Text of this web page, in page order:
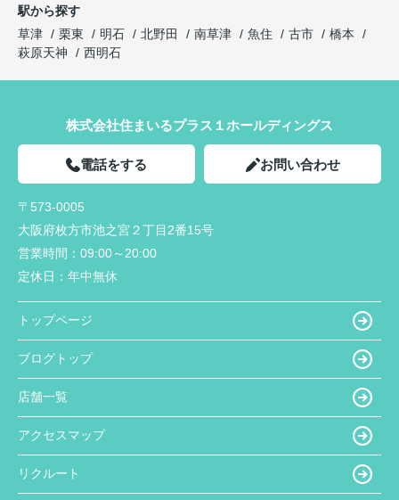
駅から探す
草津
栗東 明石 北野田 南草津 魚住 古市
橋本
萩原天神
西明石
株式会社住まいるプラス１ホールディングス
電話をする お問い合わせ
〒573-0005
大阪府枚方市池之宮２丁目2番15号
営業時間： 09:00～20:00
定休日： 年中無休
トップページ
ブログトップ
店舗一覧
アクセスマップ
リクルート